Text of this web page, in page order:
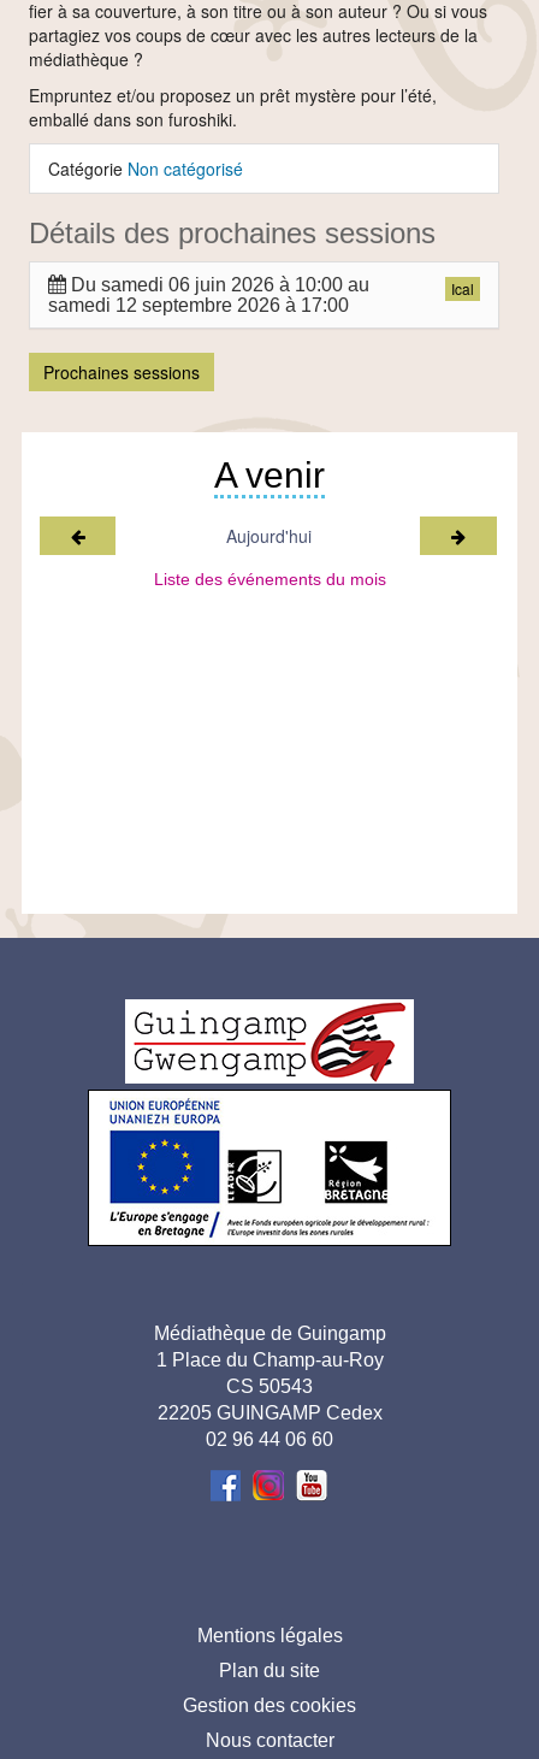
fier à sa couverture, à son titre ou à son auteur ? Ou si vous
partagiez vos coups de cœur avec les autres lecteurs de la
médiathèque ?
Empruntez et/ou proposez un prêt mystère pour l’été,
emballé dans son furoshiki.
Catégorie Non catégorisé
Détails des prochaines sessions
Du samedi 06 juin 2026 à 10:00 au
samedi 12 septembre 2026 à 17:00
Ical
Prochaines sessions
A venir
Mois précédent Aujourd'hui Mois
Liste des événements du mois
de
page
Adresse
pied de
Médiathèque de Guingamp
1 Place du Champ-au-Roy
CS 50543
22205 GUINGAMP Cedex
02 96 44 06 60
Mentions légales
Plan du site
Gestion des cookies
Nous contacter